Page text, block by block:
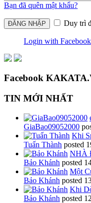
Bạn đã quên mật khẩu?
Duy trì
Login with Facebook
Facebook
TIN MỚI NHẤT
GiaBao09052000
Khi
Tuấn Thành posted
NHÀ
Bảo Khánh posted
Một
Bảo Khánh posted
Khi
Bảo Khánh posted